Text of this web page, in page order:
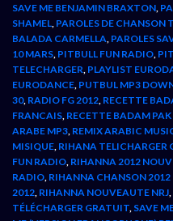
SAVE ME BENJAMIN BRAXTON,
SHAMEL, PAROLES DE CHANSON
BALADA CARMELLA, PAROLES
10 MARS, PITBULL FUN RADIO,
TELECHARGER, PLAYLIST
EURODANCE, PUTBUL MP3
30, RADIO FG 2012, RECETTE
FRANCAIS, RECETTE BADAM
ARABE MP3, REMIX ARABIC
MISIQUE, RIHANA TELICHARGER
FUN RADIO, RIHANNA 2012
RADIO, RIHANNA CHANSON 2012
2012, RIHANNA NOUVEAUTE NRJ,
TÉLÉCHARGER GRATUIT, SAVE